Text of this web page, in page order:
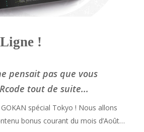
!
pensait pas que vous
tout de suite...
spécial Tokyo ! Nous allons
bonus courant du mois d’Août…